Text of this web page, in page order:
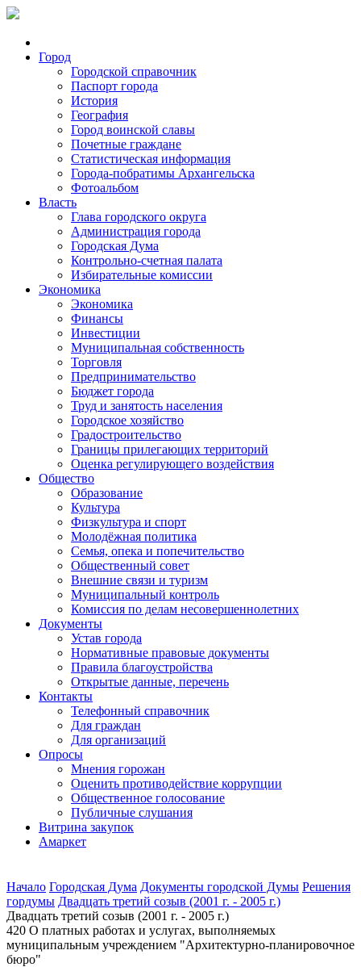
Город
Городской справочник
Паспорт города
История
География
Город воинской славы
Почетные граждане
Статистическая информация
Города-побратимы Архангельска
Фотоальбом
Власть
Глава городского округа
Администрация города
Городская Дума
Контрольно-счетная палата
Избирательные комиссии
Экономика
Экономика
Финансы
Инвестиции
Муниципальная собственность
Торговля
Предпринимательство
Бюджет города
Труд и занятость населения
Городское хозяйство
Градостроительство
Границы прилегающих территорий
Оценка регулирующего воздействия
Общество
Образование
Культура
Физкультура и спорт
Молодёжная политика
Семья, опека и попечительство
Общественный совет
Внешние связи и туризм
Муниципальный контроль
Комиссия по делам несовершеннолетних
Документы
Устав города
Нормативные правовые документы
Правила благоустройства
Открытые данные, перечень
Контакты
Телефонный справочник
Для граждан
Для организаций
Опросы
Мнения горожан
Оценить противодействие коррупции
Общественное голосование
Публичные слушания
Витрина закупок
Амаркет
Начало Городская Дума Документы городской Думы Решения
гордумы Двадцать третий созыв (2001 г. - 2005 г.)
Двадцать третий созыв (2001 г. - 2005 г.)
420 О платных работах и услугах, выполняемых
муниципальным учреждением "Архитектурно-планировочное
бюро"